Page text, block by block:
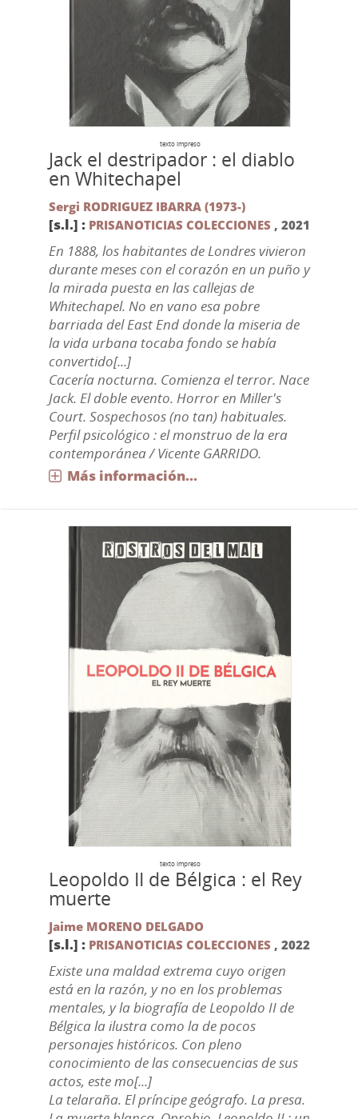
texto impreso
Jack el destripador : el diablo
en Whitechapel
Sergi RODRIGUEZ IBARRA (1973-)
[s.l.] : PRISANOTICIAS COLECCIONES , 2021
En 1888, los habitantes de Londres vivieron
durante meses con el corazón en un puño y
la mirada puesta en las callejas de
Whitechapel. No en vano esa pobre
barriada del East End donde la miseria de
la vida urbana tocaba fondo se había
convertido[...]
Cacería nocturna. Comienza el terror. Nace
Jack. El doble evento. Horror en Miller's
Court. Sospechosos (no tan) habituales.
Perfil psicológico : el monstruo de la era
contemporánea / Vicente GARRIDO.
Más información...
texto impreso
Leopoldo II de Bélgica : el Rey
muerte
Jaime MORENO DELGADO
[s.l.] : PRISANOTICIAS COLECCIONES , 2022
Existe una maldad extrema cuyo origen
está en la razón, y no en los problemas
mentales, y la biografía de Leopoldo II de
Bélgica la ilustra como la de pocos
personajes históricos. Con pleno
conocimiento de las consecuencias de sus
actos, este mo[...]
La telaraña. El príncipe geógrafo. La presa.